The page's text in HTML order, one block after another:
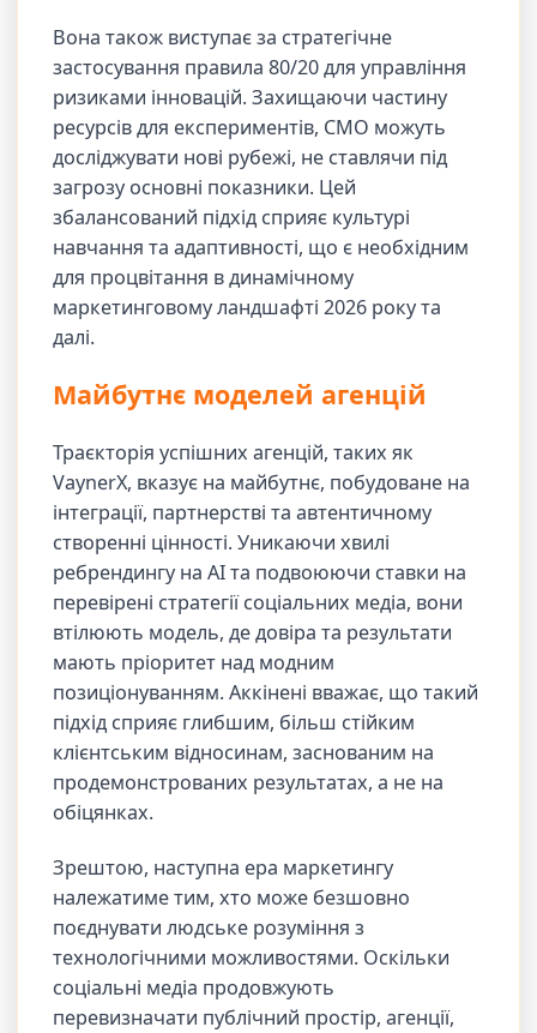
Вона також виступає за стратегічне
застосування правила 80/20 для управління
ризиками інновацій. Захищаючи частину
ресурсів для експериментів, CMO можуть
досліджувати нові рубежі, не ставлячи під
загрозу основні показники. Цей
збалансований підхід сприяє культурі
навчання та адаптивності, що є необхідним
для процвітання в динамічному
маркетинговому ландшафті 2026 року та
далі.
Майбутнє моделей агенцій
Траєкторія успішних агенцій, таких як
VaynerX, вказує на майбутнє, побудоване на
інтеграції, партнерстві та автентичному
створенні цінності. Уникаючи хвилі
ребрендингу на AI та подвоюючи ставки на
перевірені стратегії соціальних медіа, вони
втілюють модель, де довіра та результати
мають пріоритет над модним
позиціонуванням. Аккінені вважає, що такий
підхід сприяє глибшим, більш стійким
клієнтським відносинам, заснованим на
продемонстрованих результатах, а не на
обіцянках.
Зрештою, наступна ера маркетингу
належатиме тим, хто може безшовно
поєднувати людське розуміння з
технологічними можливостями. Оскільки
соціальні медіа продовжують
перевизначати публічний простір, агенції,